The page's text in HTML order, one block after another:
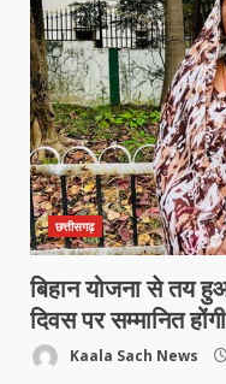
छत्तीसगढ़
बिहान योजना से तय
दिवस पर सम्मानित
Kaala Sach News